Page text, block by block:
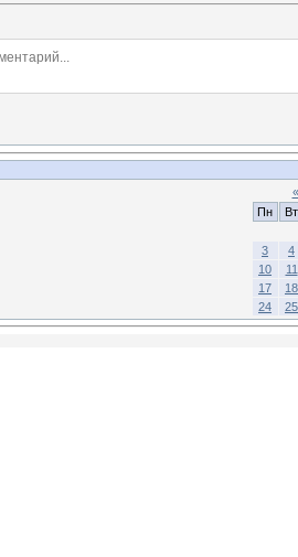
«
Пн
Вт
3
4
10
11
17
18
24
25